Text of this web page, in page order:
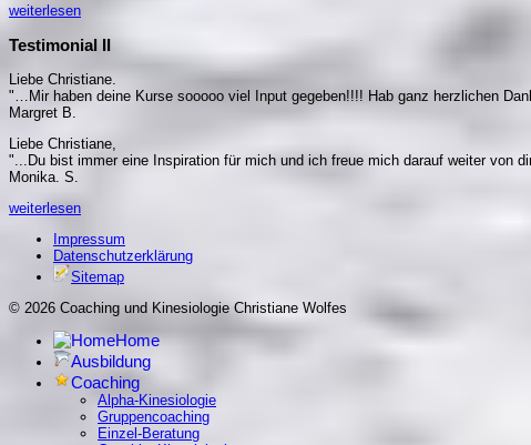
weiterlesen
Testimonial II
Liebe Christiane.
"…Mir haben deine Kurse sooooo viel Input gegeben!!!! Hab ganz herzlichen
Margret B.
Liebe Christiane,
"...Du bist immer eine Inspiration für mich und ich freue mich darauf weiter von
Monika. S.
weiterlesen
Impressum
Datenschutzerklärung
Sitemap
© 2026 Coaching und Kinesiologie Christiane Wolfes
Home
Ausbildung
Coaching
Alpha-Kinesiologie
Gruppencoaching
Einzel-Beratung